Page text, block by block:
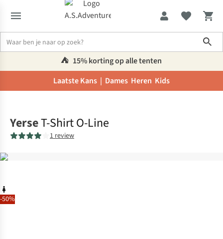
⛺️ 15% korting op alle tenten
Laatste Kans | Dames Heren Kids
-50%
YerseT-Shirt O-Line
1 review